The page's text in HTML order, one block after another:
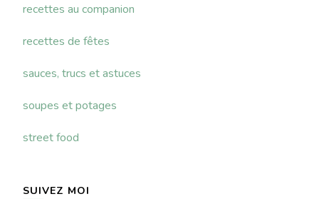
recettes au companion
recettes de fêtes
sauces, trucs et astuces
soupes et potages
street food
SUIVEZ MOI